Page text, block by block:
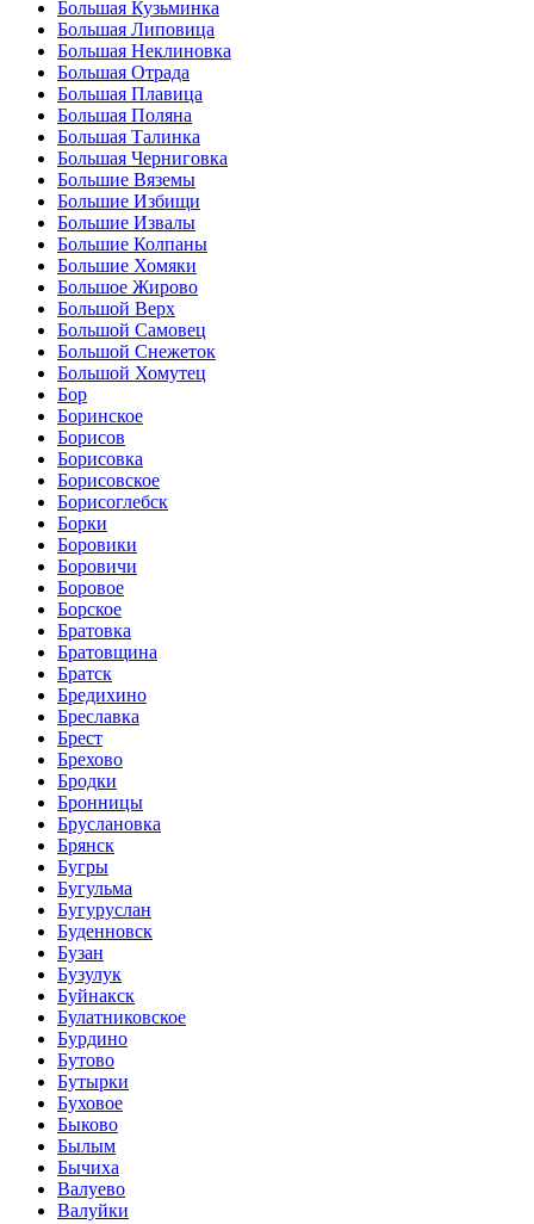
Большая Кузьминка
Большая Липовица
Большая Неклиновка
Большая Отрада
Большая Плавица
Большая Поляна
Большая Талинка
Большая Черниговка
Большие Вяземы
Большие Избищи
Большие Извалы
Большие Колпаны
Большие Хомяки
Большое Жирово
Большой Верх
Большой Самовец
Большой Снежеток
Большой Хомутец
Бор
Боринское
Борисов
Борисовка
Борисовское
Борисоглебск
Борки
Боровики
Боровичи
Боровое
Борское
Братовка
Братовщина
Братск
Бредихино
Бреславка
Брест
Брехово
Бродки
Бронницы
Бруслановка
Брянск
Бугры
Бугульма
Бугуруслан
Буденновск
Бузан
Бузулук
Буйнакск
Булатниковское
Бурдино
Бутово
Бутырки
Буховое
Быково
Былым
Бычиха
Валуево
Валуйки